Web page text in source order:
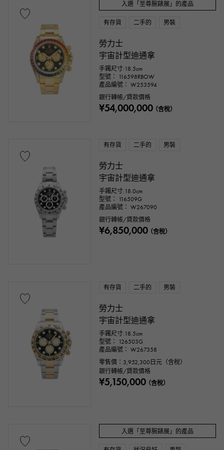
入選「至尊腕錶展」的產品
有存貨 二手的 男裝
勞力士
宇宙計型迪通拿
手鐲尺寸:18.5cm
型號： 116598RBOW
產品編號： W253594
銀行轉帳/貸款價格
¥54,000,000（含稅）
有存貨 二手的 男裝
勞力士
宇宙計型迪通拿
手鐲尺寸:18.0cm
型號： 116509G
產品編號： W267090
銀行轉帳/貸款價格
¥6,850,000（含稅）
有存貨 二手的 男裝
勞力士
宇宙計型迪通拿
手鐲尺寸:18.5cm
型號： 126503G
產品編號： W267358
零售價： 3,952,300 日元（含稅）
銀行轉帳/貸款價格
¥5,150,000（含稅）
入選「至尊腕錶展」的產品